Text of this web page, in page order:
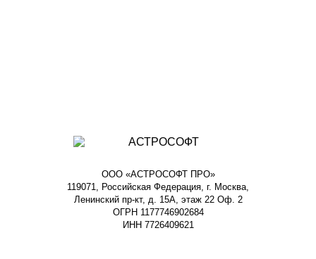
ООО «АСТРОСОФТ ПРО»
119071, Российская Федерация, г. Москва,
Ленинский пр-кт, д. 15А, этаж 22 Оф. 2
ОГРН 1177746902684
ИНН 7726409621